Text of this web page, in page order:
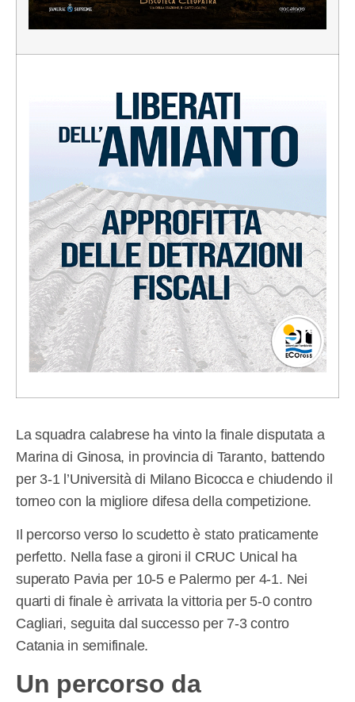
La squadra calabrese ha vinto la finale disputata a
Marina di Ginosa, in provincia di Taranto, battendo
per 3-1 l’Università di Milano Bicocca e chiudendo il
torneo con la migliore difesa della competizione.
Il percorso verso lo scudetto è stato praticamente
perfetto. Nella fase a gironi il CRUC Unical ha
superato Pavia per 10-5 e Palermo per 4-1. Nei
quarti di finale è arrivata la vittoria per 5-0 contro
Cagliari, seguita dal successo per 7-3 contro
Catania in semifinale.
Un percorso da